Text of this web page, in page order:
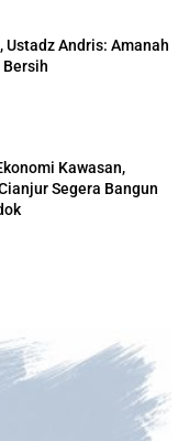
Ustadz Andris: Amanah
Kawasan,
Segera Bangun